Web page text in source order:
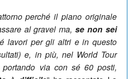
perché il piano originale
al gravel ma,se non sei
lavori per gli altri e in questo
e, in più, nel World Tour
via con sé 60 posti,